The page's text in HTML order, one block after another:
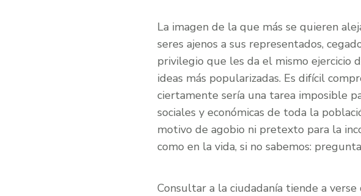
La imagen de la que más se quieren
seres ajenos a sus representados,
privilegio que les da el mismo ejercicio
ideas más popularizadas. Es difícil
ciertamente sería una tarea imposible
sociales y económicas de toda la
motivo de agobio ni pretexto para la
como en la vida, si no sabemos:
Consultar a la ciudadanía tiende a